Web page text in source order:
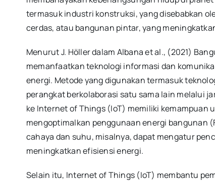
termasuk industri konstruksi, yang disebabkan
cerdas, atau bangunan pintar, yang
Menurut J. Höller dalam Albana et al., (2021)
memanfaatkan teknologi informasi dan
energi. Metode yang digunakan termasuk
perangkat berkolaborasi satu sama lain melalui
ke Internet of Things (IoT) memiliki kemampuan
mengoptimalkan penggunaan energi bangunan
cahaya dan suhu, misalnya, dapat mengatur
meningkatkan efisiensi energi.
Selain itu, Internet of Things (IoT) membantu